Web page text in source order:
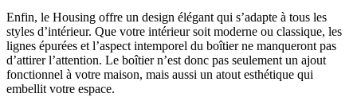
Enfin, le Housing offre un design élégant qui s’adapte à tous les
styles d’intérieur. Que votre intérieur soit moderne ou classique, les
lignes épurées et l’aspect intemporel du boîtier ne manqueront pas
d’attirer l’attention. Le boîtier n’est donc pas seulement un ajout
fonctionnel à votre maison, mais aussi un atout esthétique qui
embellit votre espace.